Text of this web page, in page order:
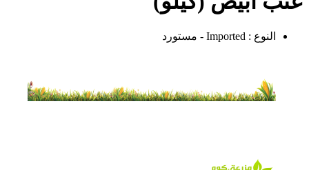
النوع : Imported - مستورد